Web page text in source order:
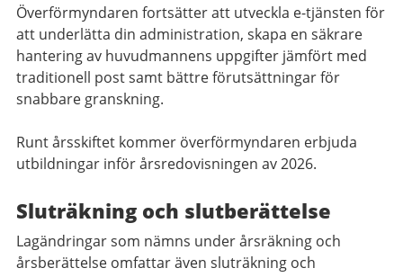
Överförmyndaren fortsätter att utveckla e-tjänsten för
att underlätta din administration, skapa en säkrare
hantering av huvudmannens uppgifter jämfört med
traditionell post samt bättre förutsättningar för
snabbare granskning.
Runt årsskiftet kommer överförmyndaren erbjuda
utbildningar inför årsredovisningen av 2026.
Sluträkning och slutberättelse
Lagändringar som nämns under årsräkning och
årsberättelse omfattar även sluträkning och